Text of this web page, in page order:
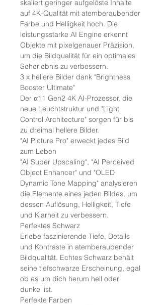
skaliert geringer aufgelöste Inhalte
auf 4K-Qualität mit atemberaubender
Farbe und Helligkeit hoch. Die
leistungsstarke AI Engine erkennt
Objekte mit pixelgenauer Präzision,
um die Bildqualität für ein optimales
Seherlebnis zu verbessern.
3 x hellere Bilder dank "Brightness
Booster Ultimate"
Der α11 Gen2 4K AI-Prozessor, die
neue Leuchtstruktur und "Light
Control Architecture" sorgen für bis
zu dreimal hellere Bilder.
"AI Picture Pro" erweckt jedes Bild
zum Leben
"AI Super Upscaling", "AI Perceived
Object Enhancer" und "OLED
Dynamic Tone Mapping" analysieren
die Elemente eines jeden Bildes, um
dessen Auflösung, Helligkeit, Tiefe
und Klarheit zu verbessern.
Perfektes Schwarz
Erlebe faszinierende Tiefe, Details
und Kontraste in atemberaubender
Bildqualität. Echtes Schwarz behält
seine tiefschwarze Erscheinung, egal
ob es um dich herum hell oder
dunkel ist.
Perfekte Farben